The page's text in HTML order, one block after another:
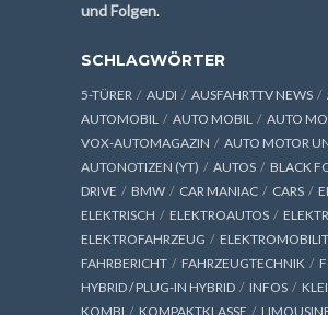
und Folgen.
SCHLAGWÖRTER
5-TÜRER AUDI AUSFAHRTTV NEWS
AUTOMOBIL
AUTO MOBIL
AUTO
VOX-AUTOMAGAZIN
AUTO MOTOR
AUTONOTIZEN (YT)
AUTOS
BLACK
DRIVE
BMW CAR MANIAC CARS
ELEKTRISCH
ELEKTROAUTOS
ELEKTROFAHRZEUG
FAHRBERICHT
FAHRZEUGTECHNIK
HYBRID / PLUG-IN HYBRID
INFOS
KOMBI
KOMPAKTKLASSE